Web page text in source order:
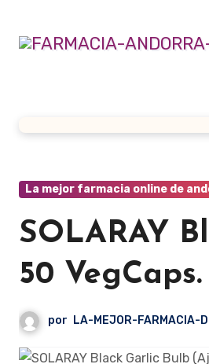
contenido
La mejor farmacia online de
SOLARAY
50
por LA-MEJOR-FARMACIA-